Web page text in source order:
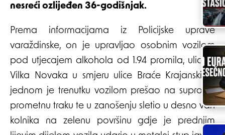
nesreći ozlijeđen 36-godišnjak.
Prema informacijama iz Policijske uprave
varaždinske, on je upravljao osobnim vozilom
pod utjecajem alkohola od 1.94 promila, ulicom
Vilka Novaka u smjeru ulice Braće Krajanski. U
jednom je trenutku vozilom prešao na suprotnu
prometnu traku te u zanošenju sletio u desno van
kolnika na zelenu površinu gdje je prednjim